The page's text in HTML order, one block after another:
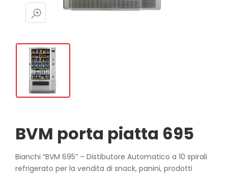
BVM porta piatta 695
Bianchi “BVM 695” – Distibutore Automatico a 10 spirali
refrigerato per la vendita di snack, panini, prodotti